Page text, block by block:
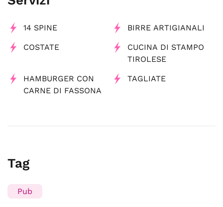
14 SPINE BIRRE ARTIGIANALI
COSTATE
CUCINA DI STAMPO
TIROLESE
HAMBURGER CON
CARNE DI FASSONA
TAGLIATE
Tag
Pub